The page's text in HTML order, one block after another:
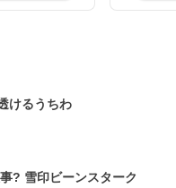
けるうちわ
? 雪印ビーンスターク